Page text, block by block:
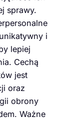
sprawy.
i
lepiej
Cechą
jest
oraz
obrony
Ważne